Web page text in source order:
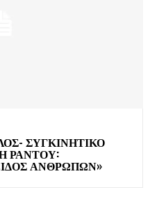
ΣΥΓΚΙΝΗΤΙΚΟ
ΡΑΝΤΟΥ:
ΑΝΘΡΩΠΩΝ»